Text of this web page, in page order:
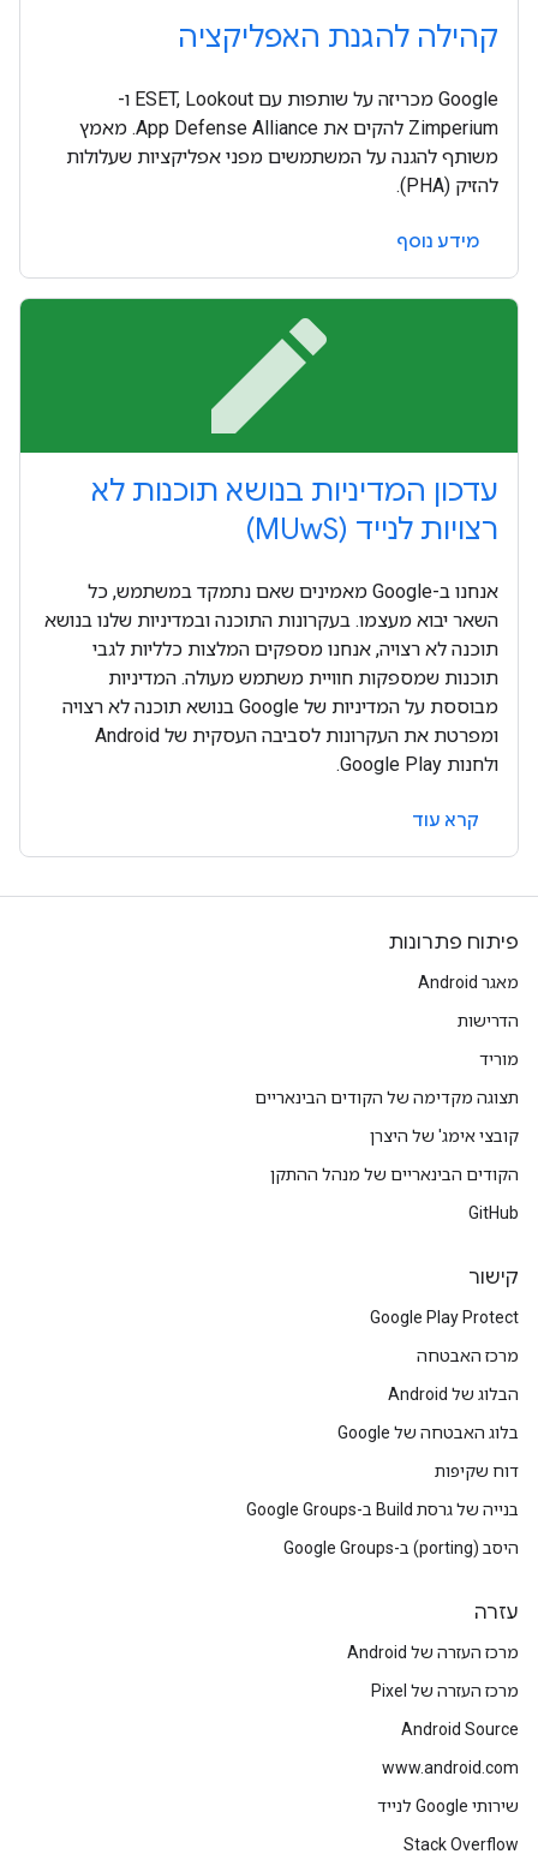
קהילה להגנת האפליקציה
Google מכריזה על שותפות עם ESET, Lookout ו-
Zimperium להקים את App Defense Alliance. מאמץ
משותף להגנה על המשתמשים מפני אפליקציות שעלולות
להזיק (PHA).
מידע נוסף
edit
עדכון המדיניות בנושא תוכנות לא
רצויות לנייד (MUwS)
אנחנו ב-Google מאמינים שאם נתמקד במשתמש, כל
השאר יבוא מעצמו. בעקרונות התוכנה ובמדיניות שלנו בנושא
תוכנה לא רצויה, אנחנו מספקים המלצות כלליות לגבי
תוכנות שמספקות חוויית משתמש מעולה. המדיניות
מבוססת על המדיניות של Google בנושא תוכנה לא רצויה
ומפרטת את העקרונות לסביבה העסקית של Android
ולחנות Google Play.
קרא עוד
פיתוח פתרונות
מאגר Android
הדרישות
מוריד
תצוגה מקדימה של הקודים הבינאריים
קובצי אימג' של היצרן
הקודים הבינאריים של מנהל ההתקן
GitHub
קישור
Google Play Protect
מרכז האבטחה
הבלוג של Android
בלוג האבטחה של Google
דוח שקיפות
בנייה של גרסת Build ב-Google Groups
היסב (porting) ב-Google Groups
עזרה
מרכז העזרה של Android
מרכז העזרה של Pixel
Android Source
www.android.com
שירותי Google לנייד
Stack Overflow